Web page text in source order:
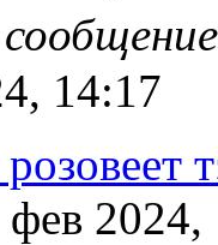
14:17
фев 2024,